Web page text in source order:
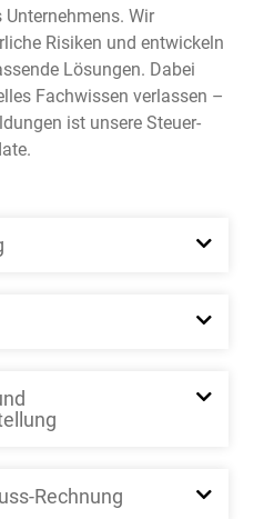
Unternehmens. Wir
Risiken und entwickeln
Lösungen. Dabei
Fachwissen verlassen –
ist unsere Steuer-
Rechnung